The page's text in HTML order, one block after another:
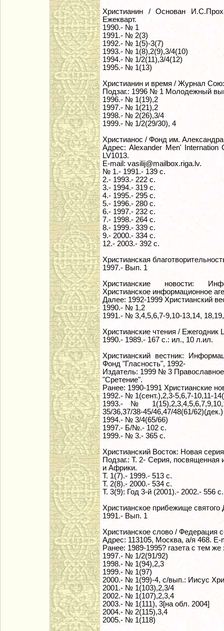
Христианин / Основан
Ежекварт.
1990.- № 1
1991.- № 2(3)
1992.- № 1(5)-3(7)
1993.- № 1(8),2(9),3/4(10)
1994.- № 1/2(11),3/4(12)
1995.- № 1(13)
Христианин и время / Журнал
Подзаг.: 1996 № 1 Молодежный
1996.- № 1(19),2
1997.- № 1(21),2
1998.- № 2(26),3/4
1999.- № 1/2(29/30), 4
Христианос / Фонд им.
Адрес: Alexander Men' Internation
LV1013.
E-mail: vasilij@mailbox.riga.lv.
№ 1.- 1991.- 139 с.
2.- 1993.- 222 с.
3.- 1994.- 319 с.
4.- 1995.- 295 с.
5.- 1996.- 280 с.
6.- 1997.- 232 с.
7.- 1998.- 264 с.
8.- 1999.- 339 с.
9.- 2000.- 334 с.
12.- 2003.- 392 с.
Христианская
1997.- Вып. 1
Христианские новости:
Христианское информационное
Далее: 1992-1999 Христианский
1990.- № 1,2
1991.- № 3,4,5,6,7-9,10-13,14,
Христианские чтения /
1990.- 1989.- 167 с.: ил., 10 л.ил.
Христианский вестник:
Фонд "Гласность", 1992-
Издатель: 1999 № 3 Православное
"Сретение".
Ранее: 1990-1991 Христианские
1992.- № 1(сент.),2,3-5,6,7-10,11-
1993.- №
35/36,37/38-45/46,47/48(61/62)(дек.)
1994.- № 3/4(65/66)
1997.- Б/№.- 102 с.
1999.- № 3.- 365 с.
Христианский Восток: Новая
Подзаг.: Т. 2- Серия, посвященная
и Африки.
Т. 1(7).- 1999.- 513 с.
Т. 2(8).- 2000.- 534 с.
Т. 3(9): Год 3-й (2001).- 2002.- 556 с.
Христианское прибежище
1991.- Вып. 1
Христианское слово / Федерация
Адрес: 113105, Москва, а/я 468. E-
Ранее: 1989-1995? газета с тем же
1997.- № 1/2(91/92)
1998.- № 1(94),2,3
1999.- № 1(97)
2000.- № 1(99)-4, с/вып.: Иисус
2001.- № 1(103),2,3/4
2002.- № 1(107),2,3,4
2003.- № 1(111), 3[на обл. 2004]
2004.- № 2(115),3,4
2005.- № 1(118)